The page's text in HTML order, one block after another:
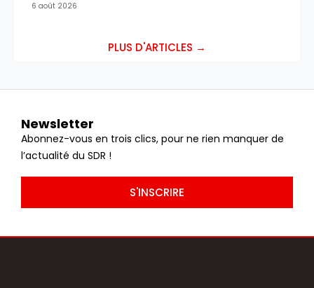
6 août 2026
PLUS D'ARTICLES →
Newsletter
Abonnez-vous en trois clics, pour ne rien manquer de
l’actualité du SDR !
S'INSCRIRE